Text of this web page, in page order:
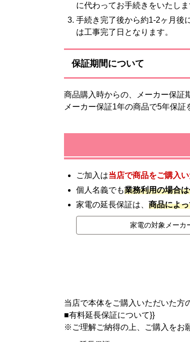
に代わってお手続きをいたしま
手続き完了後から約1-2ヶ月後
は工事完了日となります。
保証期間について
商品購入時からの、メーカー保証
メーカー保証1年の商品で5年保
ご加入は当店で商品をご購入
個人名義でも業務利用の場合
家電の延長保証は、 商品によ
家電の対象メーカ
当店で本体をご購入いただいた方
■有料延長保証について}}
※ご理解ご納得の上、ご購入をお